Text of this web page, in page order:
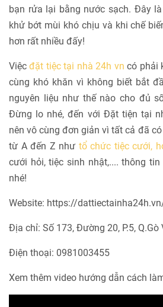
bạn rửa lại bằng nước sạch. Đây
khử bớt mùi khó chịu và khi chế
hơn rất nhiều đấy!
Việcđặt tiệc tại nhà 24h vn có phải
cùng khó khăn vì không biết bắt
nguyên liệu như thế nào cho đủ
Đừng lo nhé, đến với Đặt tiện tại
nên vô cùng đơn giản vì tất cả đã
từ A đến Z như tổ chức tiệc cưới,
cưới hỏi, tiệc sinh nhật,.... thông
nhé!
Website: https://
Địa chỉ: Số 173, Đường 20, P.5, Q.Gò
Điện thoại: 0981003455
Xem thêm video hướng dẫn cách